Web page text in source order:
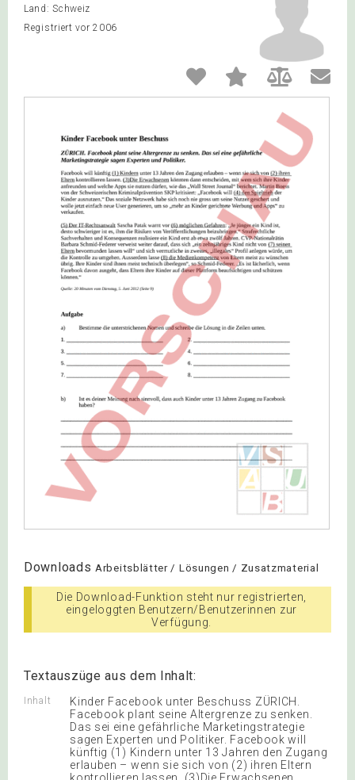
Land: Schweiz
Registriert vor 2006
Downloads Arbeitsblätter / Lösungen / Zusatzmaterial
Die Download-Funktion steht nur registrierten,
eingeloggten Benutzern/Benutzerinnen zur
Verfügung.
Textauszüge aus dem Inhalt:
Inhalt
Kinder Facebook unter Beschuss ZÜRICH.
Facebook plant seine Altergrenze zu senken.
Das sei eine gefährliche Marketingstrategie
sagen Experten und Politiker. Facebook will
künftig (1) Kindern unter 13 Jahren den Zugang
erlauben – wenn sie sich von (2) ihren Eltern
kontrollieren lassen. (3)Die Erwachsenen